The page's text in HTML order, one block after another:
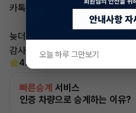
카톡 남겨주시면
늦더라도 답변 드리도록 하겠습니다
감사합니다
4.6
빠른승계 서비스
인증 차량으로 승계하는 이유?
오늘 하루 그만보기